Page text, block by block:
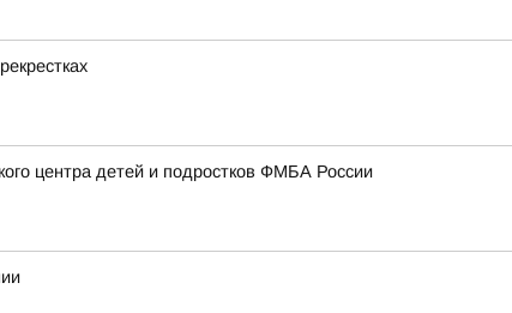
центра детей и подростков ФМБА России